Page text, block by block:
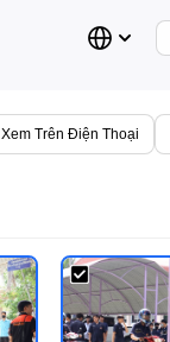
Xem Trên Điện Thoại